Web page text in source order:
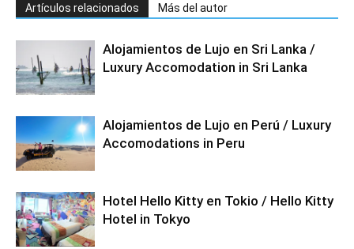
Artículos relacionados Más del autor
Alojamientos de Lujo en Sri Lanka /
Luxury Accomodation in Sri Lanka
Alojamientos de Lujo en Perú / Luxury
Accomodations in Peru
Hotel Hello Kitty en Tokio / Hello Kitty
Hotel in Tokyo